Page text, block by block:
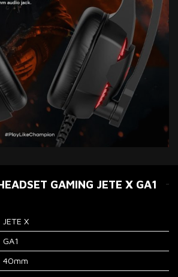
GAMING JETE X GA1
JETE X
GA1
40mm